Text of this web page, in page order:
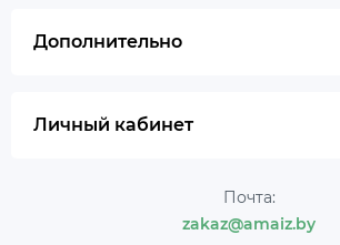
Дополнительно
Личный кабинет
Почта:
zakaz@amaiz.by